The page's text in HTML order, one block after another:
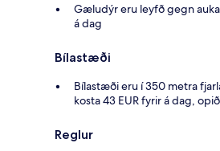
Gæludýr eru leyfð gegn
á dag
Bílastæði
Bílastæði eru í 350 metra
kosta 43 EUR fyrir á dag,
Reglur